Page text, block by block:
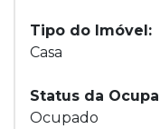
Tipo do Imóvel:
Casa
Status da
Ocupado